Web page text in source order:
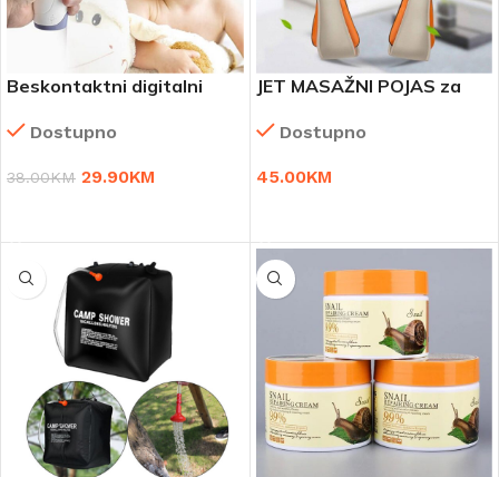
Beskontaktni digitalni
Dostupno
38.00KM 29.90KM
JET MASAŽNI POJAS za
Dostupno
45.00KM